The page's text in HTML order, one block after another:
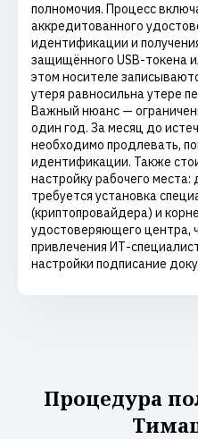
полномочия. Процесс
аккредитованного
идентификации и
защищённого USB-токена
этом носителе
утеря равносильна утере
Важный нюанс —
один год. За месяц до
необходимо продлевать,
идентификации. Также
настройку рабочего
требуется установка
(криптопровайдера) и
удостоверяющего центра,
привлечения ИТ-
настройки подписание
Процедура